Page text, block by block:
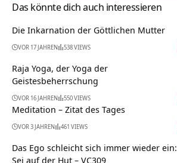
Das könnte dich auch interessieren
Die Inkarnation der Göttlichen Mutter
VOR 17 JAHREN 538 VIEWS
Raja Yoga, der Yoga der
Geistesbeherrschung
VOR 16 JAHREN 550 VIEWS
Meditation – Zitat des Tages
VOR 3 JAHREN 461 VIEWS
Das Ego schleicht sich immer wieder ein:
Sei auf der Hut – VC309